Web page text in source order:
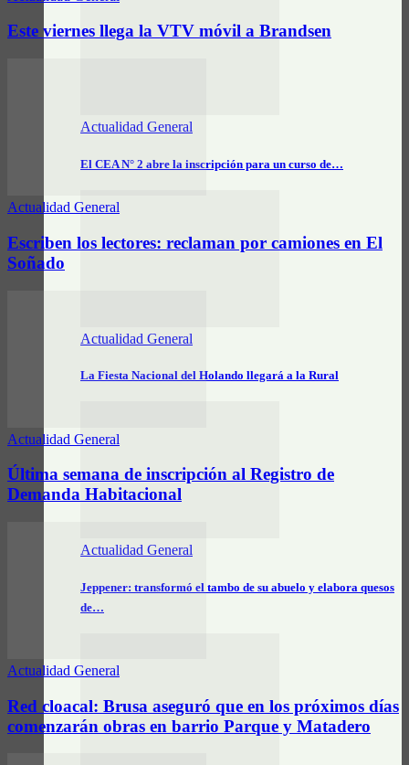
Actualidad General
El CEA N° 2 abre la inscripción para un curso de…
Actualidad General
La Fiesta Nacional del Holando llegará a la Rural
Actualidad General
Jeppener: transformó el tambo de su abuelo y elabora quesos
de…
Este viernes llega la VTV móvil a Brandsen
Actualidad General
Escriben los lectores: reclaman por camiones en El
Soñado
Actualidad General
Última semana de inscripción al Registro de
Demanda Habitacional
Actualidad General
Red cloacal: Brusa aseguró que en los próximos días
comenzarán obras en barrio Parque y Matadero